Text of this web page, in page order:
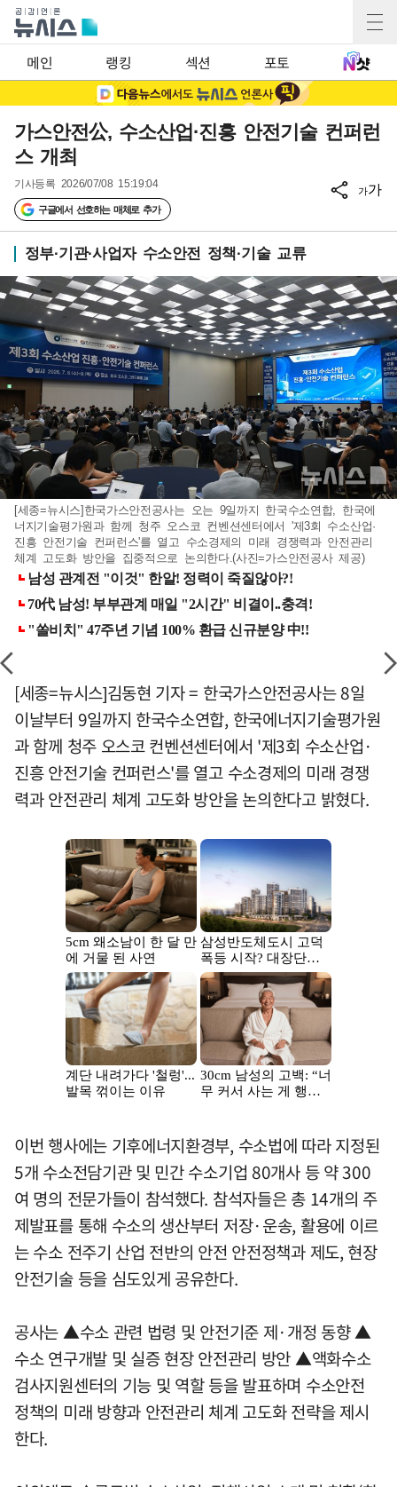
메인 랭킹 섹션 포토
가스안전公, 수소산업·진흥 안전기술 컨퍼런
스 개최
기사등록 2026/07/08 15:19:04
구글에서 선호하는 매체로 추가
가가
정부·기관·사업자 수소안전 정책·기술 교류
[세종=뉴시스]한국가스안전공사는 오는 9일까지 한국수소연합, 한국에
너지기술평가원과 함께 청주 오스코 컨벤션센터에서 '제3회 수소산업·
진흥 안전기술 컨퍼런스'를 열고 수소경제의 미래 경쟁력과 안전관리
체계 고도화 방안을 집중적으로 논의한다.(사진=가스안전공사 제공)
[세종=뉴시스]김동현 기자 = 한국가스안전공사는 8일
이날부터 9일까지 한국수소연합, 한국에너지기술평가원
과 함께 청주 오스코 컨벤션센터에서 '제3회 수소산업·
진흥 안전기술 컨퍼런스'를 열고 수소경제의 미래 경쟁
력과 안전관리 체계 고도화 방안을 논의한다고 밝혔다.
이번 행사에는 기후에너지환경부, 수소법에 따라 지정된
5개 수소전담기관 및 민간 수소기업 80개사 등 약 300
여 명의 전문가들이 참석했다. 참석자들은 총 14개의 주
제발표를 통해 수소의 생산부터 저장·운송, 활용에 이르
는 수소 전주기 산업 전반의 안전 안전정책과 제도, 현장
안전기술 등을 심도있게 공유한다.
공사는 ▲수소 관련 법령 및 안전기준 제·개정 동향 ▲
수소 연구개발 및 실증 현장 안전관리 방안 ▲액화수소
검사지원센터의 기능 및 역할 등을 발표하며 수소안전
정책의 미래 방향과 안전관리 체계 고도화 전략을 제시
한다.